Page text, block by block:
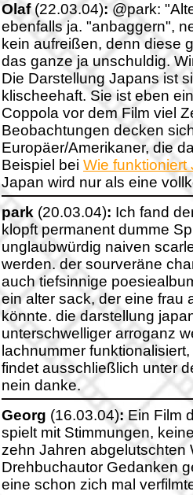
Olaf(22.03.04):@park:
ebenfalls ja. "anbaggern",
kein aufreißen, denn diese
das ganze ja unschuldig.
Die Darstellung Japans ist
klischeehaft. Sie ist eben
Coppola vor dem Film viel
Beobachtungen decken
Europäer/Amerikaner, die
Beispiel bei Wie funktioniert
Japan wird nur als eine
park (20.03.04): Ich fand
klopft permanent dumme
unglaubwürdig naiven
werden. der sourveräne
auch tiefsinnige
ein alter sack, der eine frau
könnte. die darstellung
unterschwelliger arroganz
lachnummer
findet ausschließlich unter
nein danke.
Georg (16.03.04): Ein Film
spielt mit Stimmungen,
zehn Jahren abgelutschten
Drehbuchautor Gedanken
eine schon zich mal